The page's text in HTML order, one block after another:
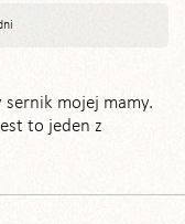
mojej mamy.
to jeden z